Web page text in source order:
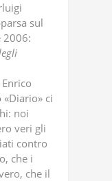
sul
2006:
ci
noi
veri gli
contro
che i
che il